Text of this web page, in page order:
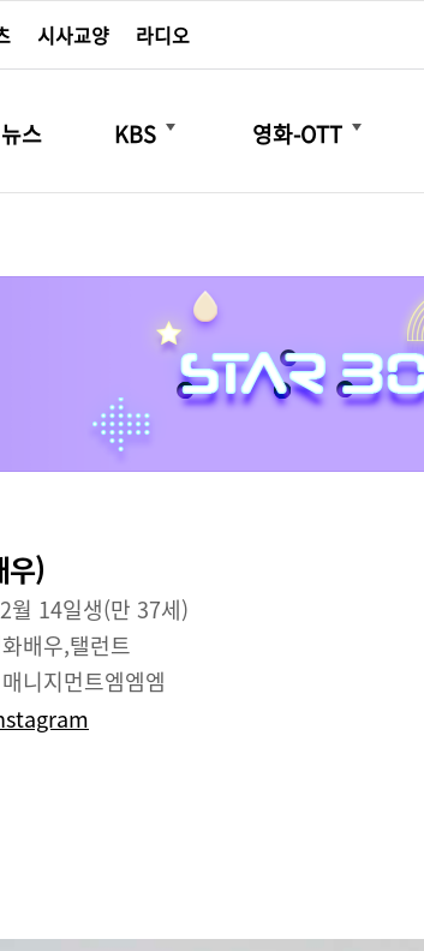
시사교양 라디오
스 KBS
더보기
영화-OTT
더보기
우)
월 14일생(만 37세)
배우,탤런트
매니지먼트엠엠엠